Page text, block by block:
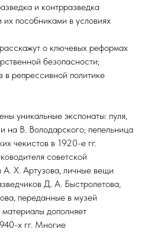
и контрразведка
пособниками в условиях
о ключевых реформах
безопасности;
в репрессивной политике
уникальные экспонаты: пуля,
на В. Володарского; пепельница
чекистов в 1920-е гг.
советской
А. Х. Артузова, личные вещи
Д. А. Быстролетова,
переданные в музей
дополняет
х гг. Многие